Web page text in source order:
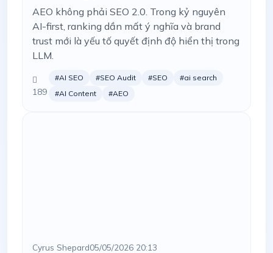
AEO không phải SEO 2.0. Trong kỷ nguyên
AI-first, ranking dần mất ý nghĩa và brand
trust mới là yếu tố quyết định độ hiển thị trong
LLM.
189
#AI SEO #SEO Audit #SEO
#ai search
#AI Content
#AEO
Cyrus Shepard05/05/2026 20:13